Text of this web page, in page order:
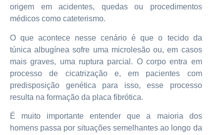
origem em acidentes, quedas ou procedimentos
médicos como cateterismo.
O que acontece nesse cenário é que o tecido da
túnica albugínea sofre uma microlesão ou, em casos
mais graves, uma ruptura parcial. O corpo entra em
processo de cicatrização e, em pacientes com
predisposição genética para isso, esse processo
resulta na formação da placa fibrótica.
É muito importante entender que a maioria dos
homens passa por situações semelhantes ao longo da